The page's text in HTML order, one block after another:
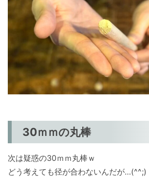
30ｍｍの丸棒
次は疑惑の30ｍｍ丸棒ｗ
どう考えても径が合わないんだが…(^^;)